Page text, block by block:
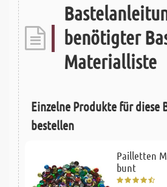
benötigter
Materialliste
Einzelne Produkte für diese
bestellen
Pailletten
bunt